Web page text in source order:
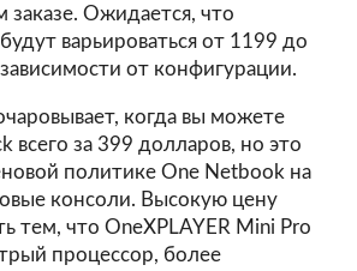
заказе. Ожидается, что
варьироваться от 1199 до
от конфигурации.
когда вы можете
всего за 399 долларов, но это
политике One Netbook на
консоли. Высокую цену
тем, что OneXPLAYER Mini Pro
процессор, более